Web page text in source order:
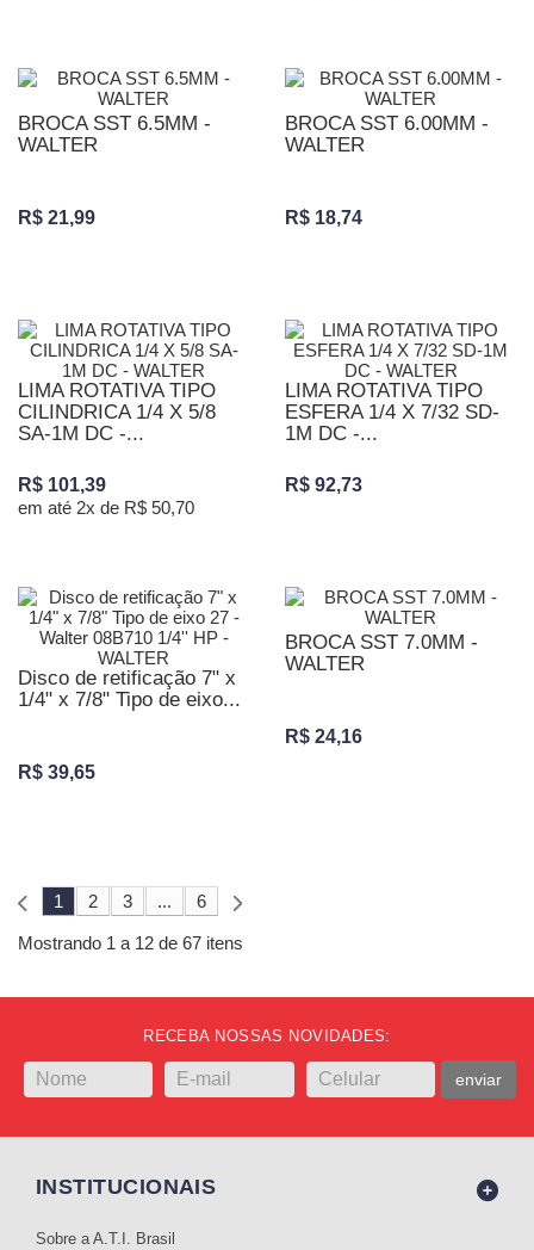
BROCA SST 6.5MM -
WALTER
R$ 21,99
BROCA SST 6.00MM -
WALTER
R$ 18,74
LIMA ROTATIVA TIPO
CILINDRICA 1/4 X 5/8
SA-1M DC -...
R$ 101,39
em até 2x de R$ 50,70
LIMA ROTATIVA TIPO
ESFERA 1/4 X 7/32 SD-
1M DC -...
R$ 92,73
Disco de retificação 7" x
1/4" x 7/8" Tipo de eixo...
R$ 39,65
BROCA SST 7.0MM -
WALTER
R$ 24,16
1 2 3 ... 6
Mostrando 1 a 12 de 67 itens
RECEBA NOSSAS NOVIDADES:
enviar
INSTITUCIONAIS
Sobre a A.T.I. Brasil